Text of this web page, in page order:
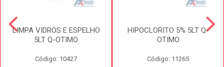
LIMPA VIDROS E ESPELHO
5LT Q-OTIMO
Código: 10427
HIPOCLORITO 5% 5LT Q-
OTIMO
Código: 11265